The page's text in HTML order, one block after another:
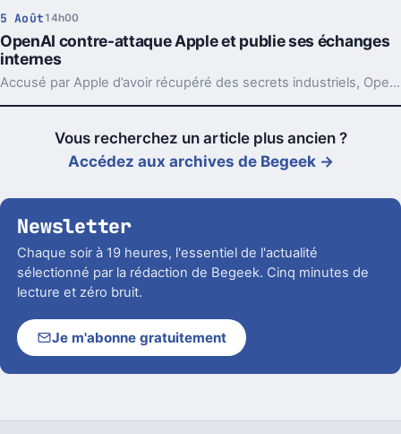
5 Août 14h00
OpenAI contre-attaque Apple et publie ses échanges
internes
Accusé par Apple d’avoir récupéré des secrets industriels, OpenAI riposte avec des mails et des logs de chat. L’enjeu va bien au-delà du simple procès.
Vous recherchez un article plus ancien ?
Accédez aux archives de Begeek →
Newsletter
Chaque soir à 19 heures, l'essentiel de l'actualité
sélectionné par la rédaction de Begeek. Cinq minutes de
lecture et zéro bruit.
Je m'abonne gratuitement